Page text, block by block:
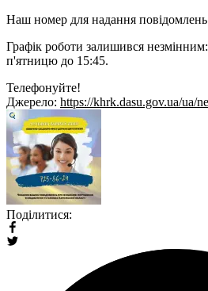
Наш номер для надання
Графік роботи залишився
п'ятницю до 15:45.
Телефонуйте!
Джерело: https://khrk.dasu.gov.ua/ua/
Поділитися: